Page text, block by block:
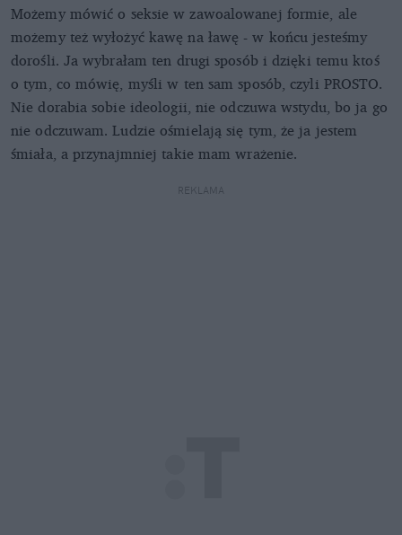
Możemy mówić o seksie w zawoalowanej formie, ale
możemy też wyłożyć kawę na ławę - w końcu jesteśmy
dorośli. Ja wybrałam ten drugi sposób i dzięki temu ktoś
o tym, co mówię, myśli w ten sam sposób, czyli PROSTO.
Nie dorabia sobie ideologii, nie odczuwa wstydu, bo ja go
nie odczuwam. Ludzie ośmielają się tym, że ja jestem
śmiała, a przynajmniej takie mam wrażenie.
REKLAMA